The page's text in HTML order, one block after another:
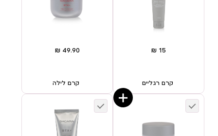
קרם רגליים קרם לילה